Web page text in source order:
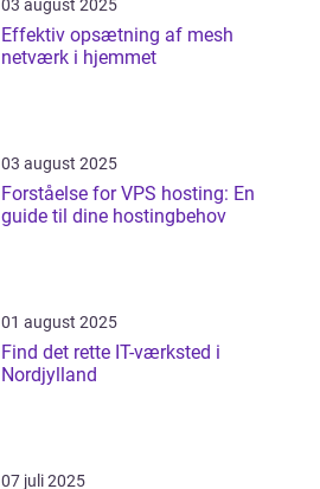
03 august 2025
Effektiv opsætning af mesh
netværk i hjemmet
03 august 2025
Forståelse for VPS hosting: En
guide til dine hostingbehov
01 august 2025
Find det rette IT-værksted i
Nordjylland
07 juli 2025